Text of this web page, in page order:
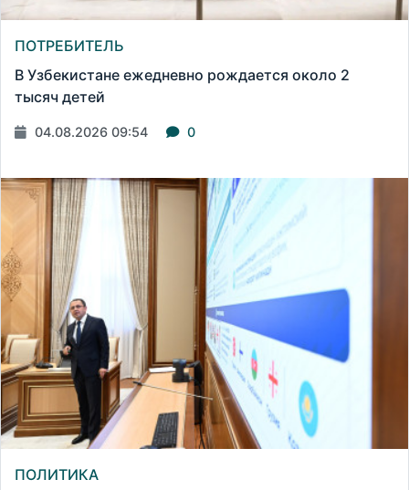
ПОТРЕБИТЕЛЬ
В Узбекистане ежедневно рождается около 2
тысяч детей
04.08.2026 09:54 0
ПОЛИТИКА